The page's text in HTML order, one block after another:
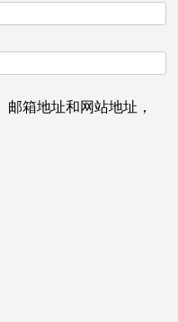
箱地址和网站地址，